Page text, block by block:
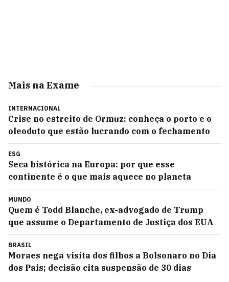
Mais na Exame
INTERNACIONAL
Crise no estreito de Ormuz: conheça o porto e o
oleoduto que estão lucrando com o fechamento
ESG
Seca histórica na Europa: por que esse
continente é o que mais aquece no planeta
MUNDO
Quem é Todd Blanche, ex-advogado de Trump
que assume o Departamento de Justiça dos EUA
BRASIL
Moraes nega visita dos filhos a Bolsonaro no Dia
dos Pais; decisão cita suspensão de 30 dias